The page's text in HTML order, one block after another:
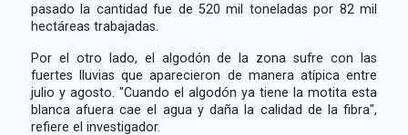
pasado la cantidad fue de 520 mil toneladas por 82 mil
hectáreas trabajadas.
Por el otro lado, el algodón de la zona sufre con las
fuertes lluvias que aparecieron de manera atípica entre
julio y agosto. "Cuando el algodón ya tiene la motita esta
blanca afuera cae el agua y daña la calidad de la fibra",
refiere el investigador.